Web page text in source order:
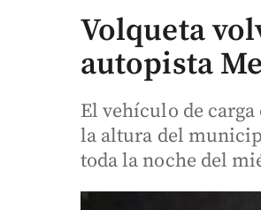
Volqueta
autopista
El vehículo de
la altura del
toda la noche del